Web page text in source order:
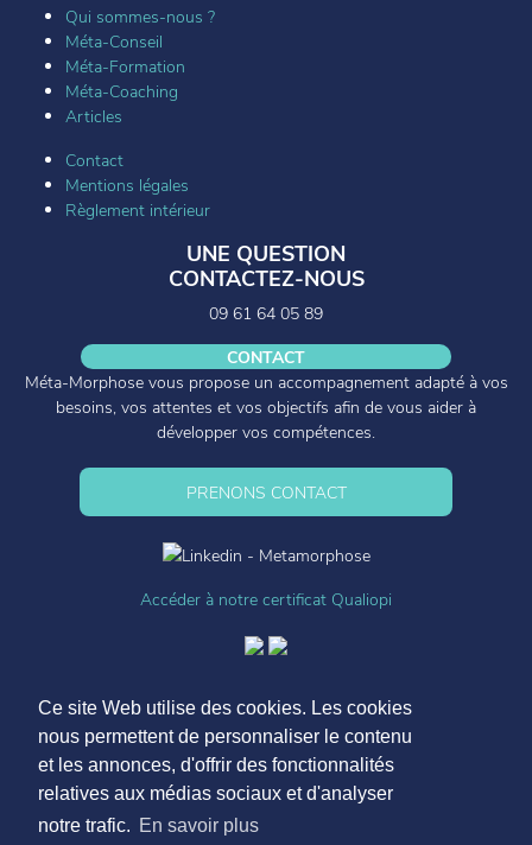
Ce site Web utilise des cookies. Les cookies
nous permettent de personnaliser le contenu
et les annonces, d'offrir des fonctionnalités
relatives aux médias sociaux et d'analyser
notre trafic. En savoir plus
Qui sommes-nous ?
Méta-Conseil
Méta-Formation
Méta-Coaching
Articles
Contact
Mentions légales
Règlement intérieur
UNE QUESTION
CONTACTEZ-NOUS
09 61 64 05 89
CONTACT
Méta-Morphose vous propose un accompagnement adapté à vos
besoins, vos attentes et vos objectifs afin de vous aider à
développer vos compétences.
PRENONS CONTACT
Accéder à notre certificat Qualiopi
1 Restermarc’h
56 770 PLOURAY
www.metamorphose-formation.fr
contact@metamorphose-formation.fr